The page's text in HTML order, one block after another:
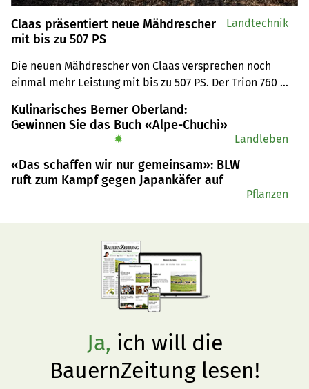
Claas präsentiert neue Mähdrescher
mit bis zu 507 PS
Die neuen Mähdrescher von Claas versprechen noch
einmal mehr Leistung mit bis zu 507 PS. Der Trion 760
Hochertragsstandorten. Dazu gibt es eine aufgewertete
Kabine mit Apple-CarPlay ab Modelljahr 2026.
Landtechnik
Kulinarisches Berner Oberland:
Gewinnen Sie das Buch «Alpe-Chuchi»
✹ Landleben
«Das schaffen wir nur gemeinsam»: BLW
ruft zum Kampf gegen Japankäfer auf
Pflanzen
Ja, ich will die
BauernZeitung lesen!